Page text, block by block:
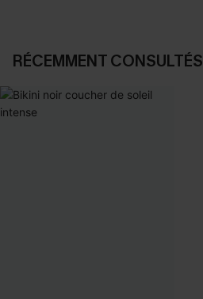
RÉCEMMENT CONSULTÉS